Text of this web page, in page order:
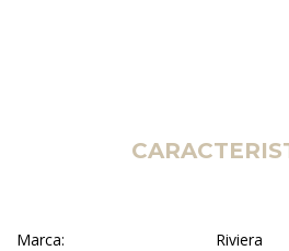
Marca: Riviera